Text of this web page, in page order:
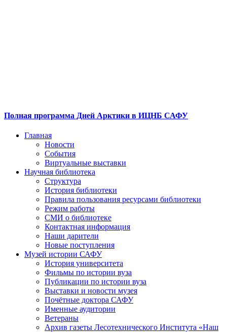
Полная программа Дней Арктики в ИЦНБ САФУ
Главная
Новости
События
Виртуальные выставки
Научная библиотека
Структура
История библиотеки
Правила пользования ресурсами библиотеки
Режим работы
СМИ о библиотеке
Контактная информация
Наши дарители
Новые поступления
Музей истории САФУ
История университета
Фильмы по истории вуза
Публикации по истории вуза
Выставки и новости музея
Почётные доктора САФУ
Именные аудитории
Ветераны
Архив газеты Лесотехнического Института «Наш